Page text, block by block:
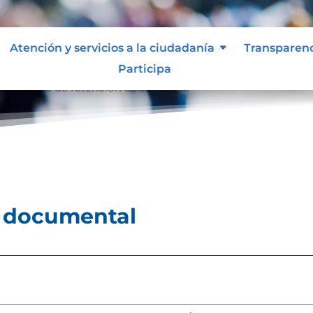
Atención y servicios a la ciudadanía
Participa